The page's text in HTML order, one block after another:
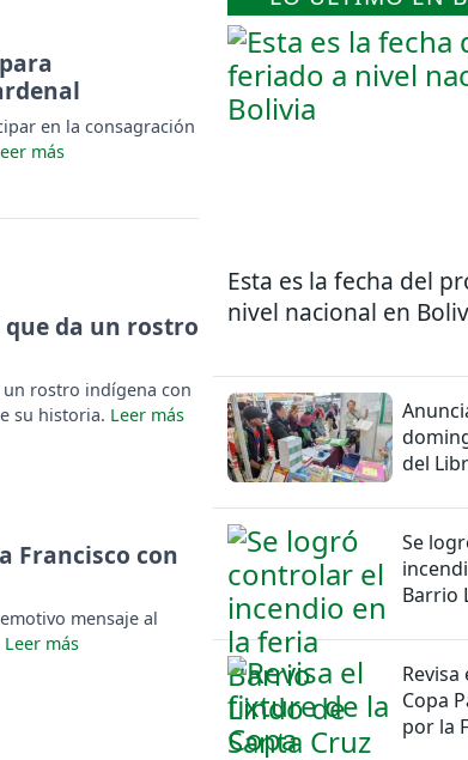
en la consagración
da un rostro
rostro indígena con
su historia.
Francisco con
mensaje al
Esta es la fecha del
nivel nacional en
del
Se
Barrio
Copa
por la